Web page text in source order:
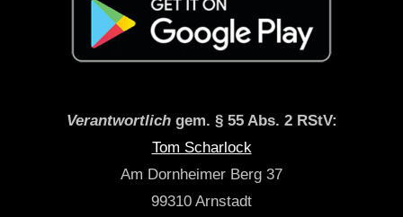
Verantwortlichgem. § 55 Abs. 2 RStV:
Tom Scharlock
Am Dornheimer Berg 37
99310 Arnstadt